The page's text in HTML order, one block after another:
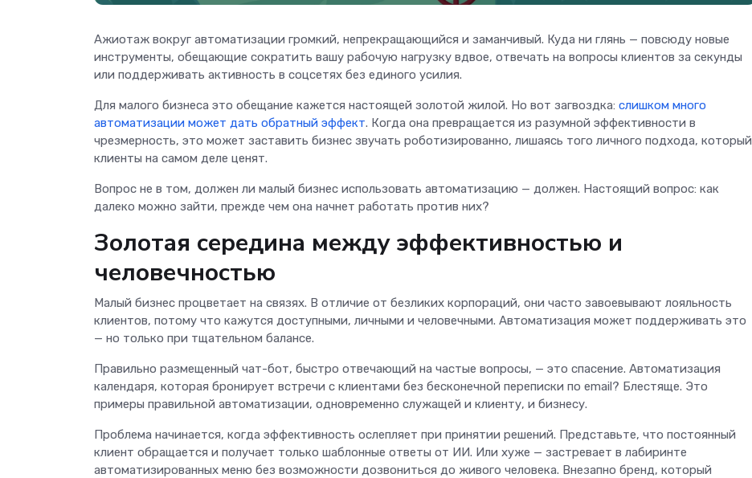
Ажиотаж вокруг автоматизации громкий, непрекращающийся и заманчивый. Куда ни глянь — повсюду новые
инструменты, обещающие сократить вашу рабочую нагрузку вдвое, отвечать на вопросы клиентов за секунды
или поддерживать активность в соцсетях без единого усилия.
Для малого бизнеса это обещание кажется настоящей золотой жилой. Но вот загвоздка: слишком много
автоматизации может дать обратный эффект. Когда она превращается из разумной эффективности в
чрезмерность, это может заставить бизнес звучать роботизированно, лишаясь того личного подхода, который
клиенты на самом деле ценят.
Вопрос не в том, должен ли малый бизнес использовать автоматизацию — должен. Настоящий вопрос: как
далеко можно зайти, прежде чем она начнет работать против них?
Золотая середина между эффективностью и
человечностью
Малый бизнес процветает на связях. В отличие от безликих корпораций, они часто завоевывают лояльность
клиентов, потому что кажутся доступными, личными и человечными. Автоматизация может поддерживать это
— но только при тщательном балансе.
Правильно размещенный чат-бот, быстро отвечающий на частые вопросы, — это спасение. Автоматизация
календаря, которая бронирует встречи с клиентами без бесконечной переписки по email? Блестяще. Это
примеры правильной автоматизации, одновременно служащей и клиенту, и бизнесу.
Проблема начинается, когда эффективность ослепляет при принятии решений. Представьте, что постоянный
клиент обращается и получает только шаблонные ответы от ИИ. Или хуже — застревает в лабиринте
автоматизированных меню без возможности дозвониться до живого человека. Внезапно бренд, который